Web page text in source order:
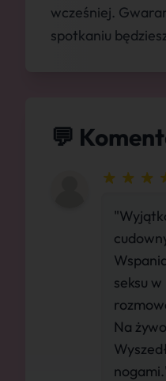
wcześniej.
spotkaniu
💬
seksu
Na